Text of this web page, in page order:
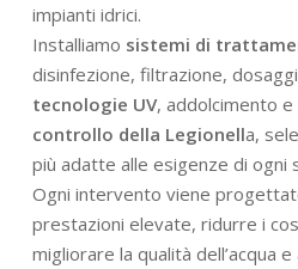
impianti idrici.
Installiamo sistemi di
disinfezione, filtrazione,
tecnologie UV, addolcimento
controllo della Legionella,
più adatte alle esigenze di ogni
Ogni intervento viene
prestazioni elevate, ridurre i
migliorare la qualità dell’acqua